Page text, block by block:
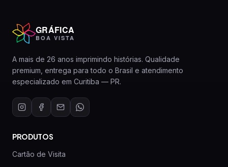
GRÁFICA
BOA VISTA
A mais de 26 anos imprimindo histórias. Qualidade
premium, entrega para todo o Brasil e atendimento
especializado em Curitiba — PR.
PRODUTOS
Cartão de Visita